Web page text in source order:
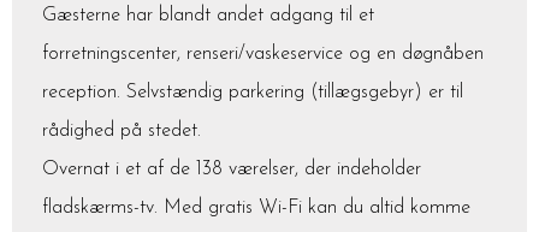
Gæsterne har blandt andet adgang til et
forretningscenter, renseri/vaskeservice og en døgnåben
reception. Selvstændig parkering (tillægsgebyr) er til
rådighed på stedet.
Overnat i et af de 138 værelser, der indeholder
fladskærms-tv. Med gratis Wi-Fi kan du altid komme